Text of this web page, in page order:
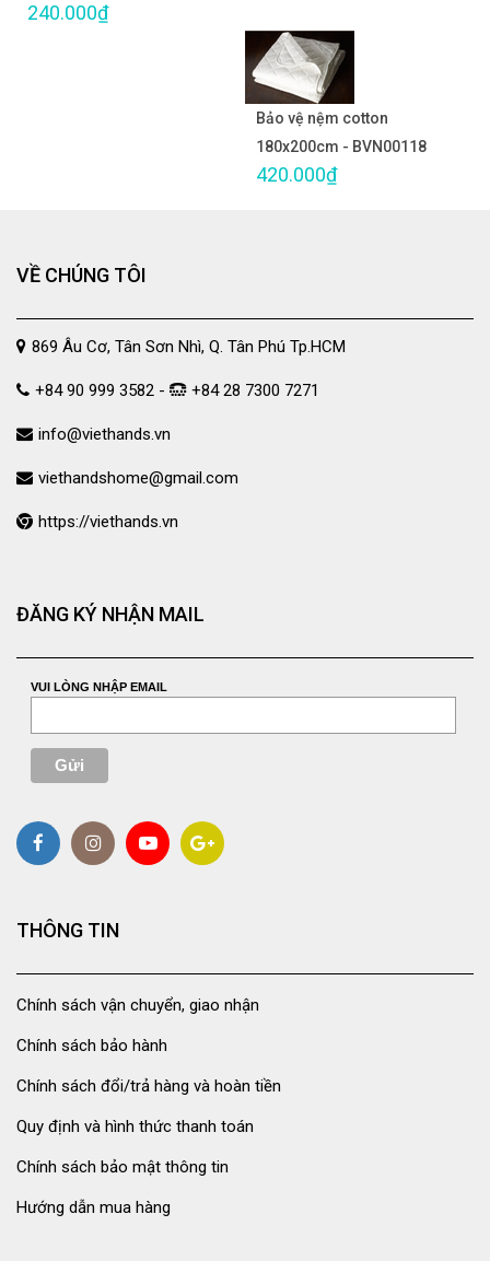
240.000₫
Bảo vệ nệm cotton
180x200cm - BVN00118
420.000₫
VỀ CHÚNG TÔI
869 Âu Cơ, Tân Sơn Nhì, Q. Tân Phú Tp.HCM
+84 90 999 3582 - +84 28 7300 7271
info@viethands.vn
viethandshome@gmail.com
https://viethands.vn
ĐĂNG KÝ NHẬN MAIL
VUI LÒNG NHẬP EMAIL
THÔNG TIN
Chính sách vận chuyển, giao nhận
Chính sách bảo hành
Chính sách đổi/trả hàng và hoàn tiền
Quy định và hình thức thanh toán
Chính sách bảo mật thông tin
Hướng dẫn mua hàng